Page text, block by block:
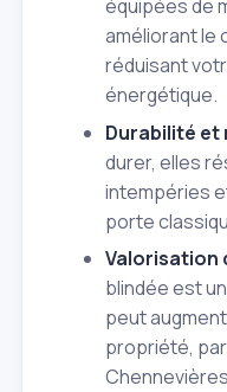
équipées de
améliorant le
réduisant
énergétique.
Durabilité
durer, elles
intempéries
porte
Valorisation
blindée est
peut
propriété,